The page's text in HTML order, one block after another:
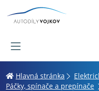
Hlavná stránka
Páčky, spínače a prepínače